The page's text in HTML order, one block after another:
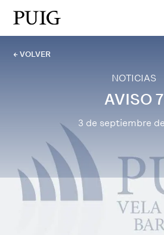
← VOLVER
NOTICIAS
AVISO 7
3 de septiembre